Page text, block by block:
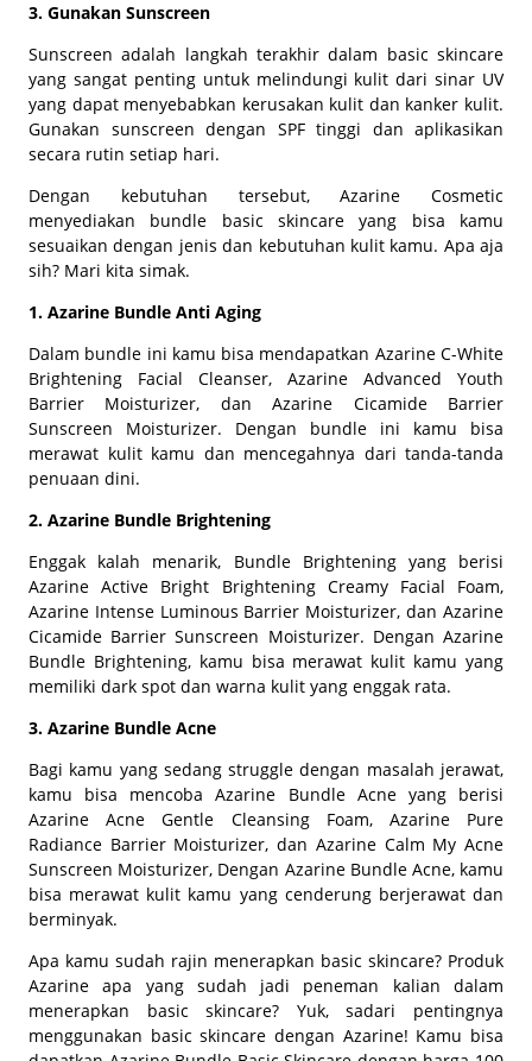
3. Gunakan Sunscreen
Sunscreen adalah langkah terakhir dalam basic skincare
yang sangat penting untuk melindungi kulit dari sinar UV
yang dapat menyebabkan kerusakan kulit dan kanker kulit.
Gunakan sunscreen dengan SPF tinggi dan aplikasikan
secara rutin setiap hari.
Dengan kebutuhan tersebut, Azarine Cosmetic
menyediakan bundle basic skincare yang bisa kamu
sesuaikan dengan jenis dan kebutuhan kulit kamu. Apa aja
sih? Mari kita simak.
1. Azarine Bundle Anti Aging
Dalam bundle ini kamu bisa mendapatkan Azarine C-White
Brightening Facial Cleanser, Azarine Advanced Youth
Barrier Moisturizer, dan Azarine Cicamide Barrier
Sunscreen Moisturizer. Dengan bundle ini kamu bisa
merawat kulit kamu dan mencegahnya dari tanda-tanda
penuaan dini.
2. Azarine Bundle Brightening
Enggak kalah menarik, Bundle Brightening yang berisi
Azarine Active Bright Brightening Creamy Facial Foam,
Azarine Intense Luminous Barrier Moisturizer, dan Azarine
Cicamide Barrier Sunscreen Moisturizer. Dengan Azarine
Bundle Brightening, kamu bisa merawat kulit kamu yang
memiliki dark spot dan warna kulit yang enggak rata.
3. Azarine Bundle Acne
Bagi kamu yang sedang struggle dengan masalah jerawat,
kamu bisa mencoba Azarine Bundle Acne yang berisi
Azarine Acne Gentle Cleansing Foam, Azarine Pure
Radiance Barrier Moisturizer, dan Azarine Calm My Acne
Sunscreen Moisturizer, Dengan Azarine Bundle Acne, kamu
bisa merawat kulit kamu yang cenderung berjerawat dan
berminyak.
Apa kamu sudah rajin menerapkan basic skincare? Produk
Azarine apa yang sudah jadi peneman kalian dalam
menerapkan basic skincare? Yuk, sadari pentingnya
menggunakan basic skincare dengan Azarine! Kamu bisa